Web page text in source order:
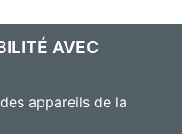
AVEC
appareils de la